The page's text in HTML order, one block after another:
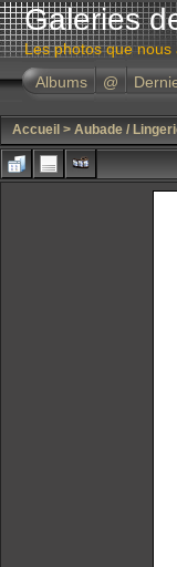
Galeries
Les photos que
Albums
@
Accueil > Aubade /